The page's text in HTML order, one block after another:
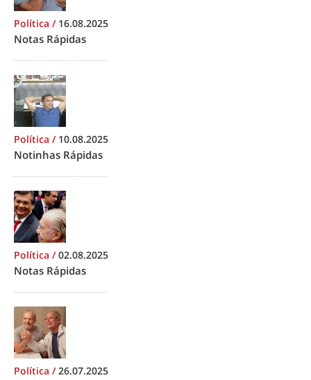
Política / 16.08.2025
Notas Rápidas
Política / 10.08.2025
Notinhas Rápidas
Política /02.08.2025
Notas Rápidas
Política /26.07.2025